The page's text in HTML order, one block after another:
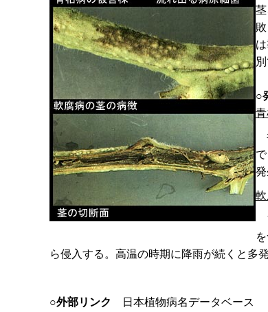
○
ら侵入する。高温の時期に降雨が続くと多発
○外部リンク 日本植物病名データベース